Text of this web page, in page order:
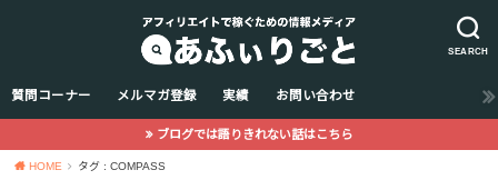
SEARCH
質問コーナー メルマガ登録 実績 お問い合わせ
ブログでは語りきれない話はこちら
HOME タグ : COMPASS